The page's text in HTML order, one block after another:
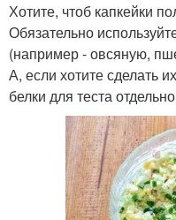
Хотите, чтоб капкейки
Обязательно
(например - овсяную,
А, если хотите сделать
белки для теста